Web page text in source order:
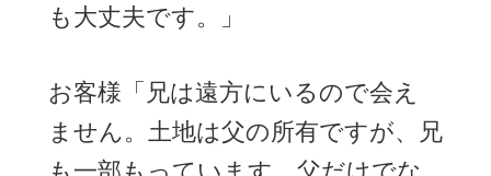
も大丈夫です。」
お客様「兄は遠方にいるので会え
ません。土地は父の所有ですが、兄